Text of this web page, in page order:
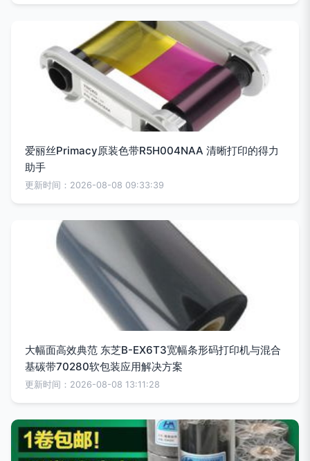
爱丽丝Primacy原装色带R5H004NAA 清晰打印的得力
助手
更新时间：2026-08-08 09:33:39
大幅面高效典范 东芝B-EX6T3宽幅条形码打印机与混合
基碳带70280软包装应用解决方案
更新时间：2026-08-08 13:11:28